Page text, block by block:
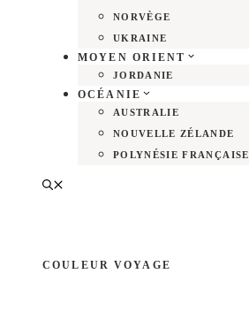
NORVÈGE
UKRAINE
MOYEN ORIENT
JORDANIE
OCÉANIE
AUSTRALIE
NOUVELLE ZÉLANDE
POLYNÉSIE FRANÇAISE
COULEUR VOYAGE